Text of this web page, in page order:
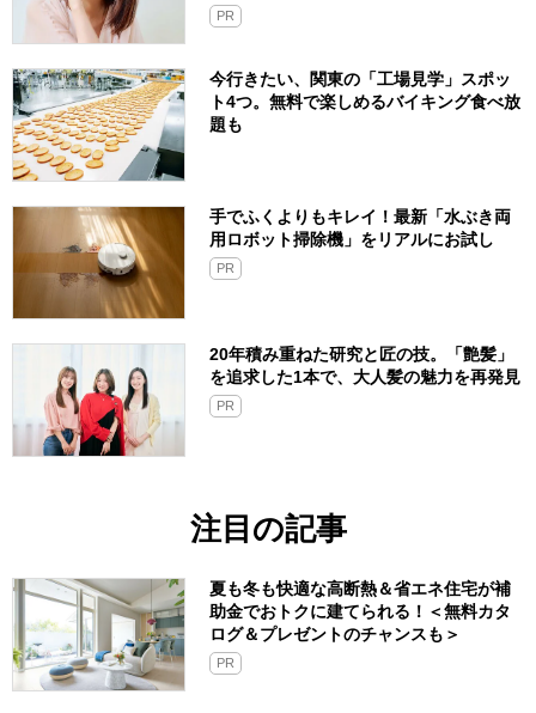
PR
今行きたい、関東の「工場見学」スポッ
ト4つ。無料で楽しめるバイキング食べ放
題も
手でふくよりもキレイ！最新「水ぶき両
用ロボット掃除機」をリアルにお試し
PR
20年積み重ねた研究と匠の技。「艶髪」
を追求した1本で、大人髪の魅力を再発見
PR
注目の記事
夏も冬も快適な高断熱＆省エネ住宅が補
助金でおトクに建てられる！＜無料カタ
ログ＆プレゼントのチャンスも＞
PR